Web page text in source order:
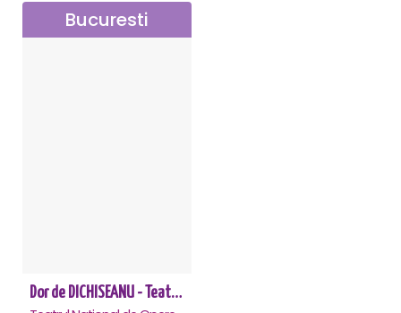
Bucuresti
Dor de DICHISEANU - Teatrul Național de Operetă și Musical „Ion Dacian"